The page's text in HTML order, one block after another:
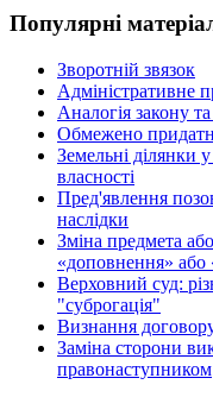
Популярні
Зворотній звязок
Адміністративне
Аналогія закону
Обмежено
Земельні ділянки
власності
Пред'явлення
наслідки
Зміна предмета
«доповнення»
Верховний суд:
"суброгація"
Визнання
Заміна сторони
правонаступником